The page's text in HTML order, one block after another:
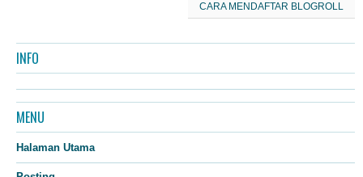
CARA MENDAFTAR BLOGROLL
INFO
MENU
Halaman Utama